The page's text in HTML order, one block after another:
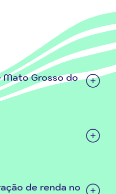
Mato Grosso do
de renda no